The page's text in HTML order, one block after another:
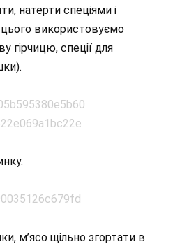
натерти спеціями і
використовуємо
гірчицю, спеції для
м’ясо щільно згортати в